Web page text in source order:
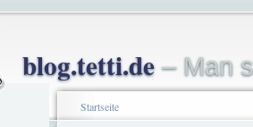
blog.tetti.de– Man
Startseite